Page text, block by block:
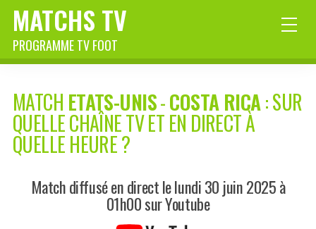
MATCHS TV
PROGRAMME TV FOOT
MATCH ETATS-UNIS-COSTA RICA: SUR
QUELLE CHAÎNE TV ET EN DIRECT À
QUELLE HEURE ?
Match diffusé en direct le lundi 30 juin 2025 à
01h00 sur Youtube